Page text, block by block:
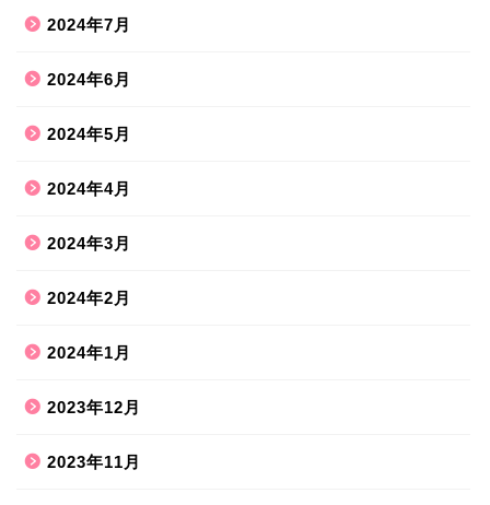
2024年7月
2024年6月
2024年5月
2024年4月
2024年3月
2024年2月
2024年1月
2023年12月
2023年11月